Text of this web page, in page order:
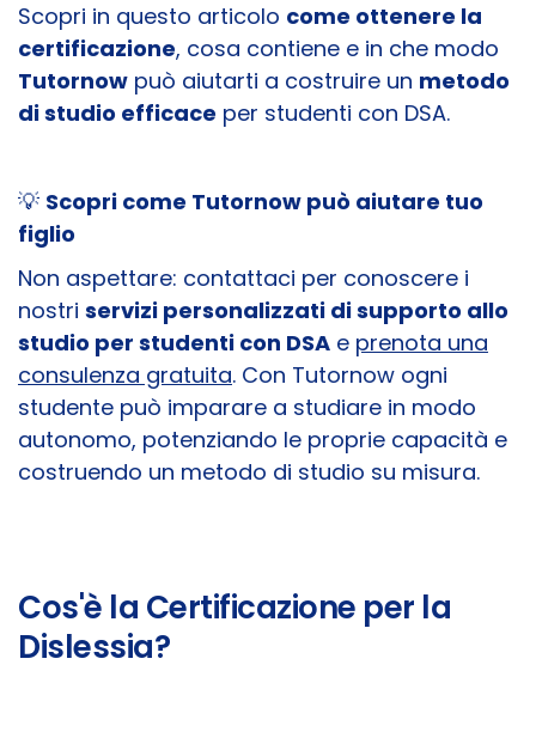
Scopri in questo articolo come ottenere la
certificazione, cosa contiene e in che modo
Tutornow può aiutarti a costruire un metodo
di studio efficace per studenti con DSA.
💡 Scopri come Tutornow può aiutare tuo
figlio
Non aspettare: contattaci per conoscere i
nostri servizi personalizzati di supporto allo
studio per studenti con DSA e prenota una
consulenza gratuita. Con Tutornow ogni
studente può imparare a studiare in modo
autonomo, potenziando le proprie capacità e
costruendo un metodo di studio su misura.
Cos'è la Certificazione per la
Dislessia?